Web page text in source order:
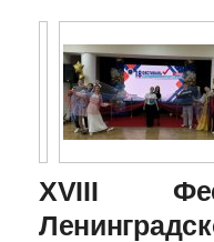
XVIII